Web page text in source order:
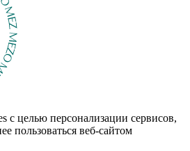
с целью персонализации сервисов,
пользоваться веб-сайтом